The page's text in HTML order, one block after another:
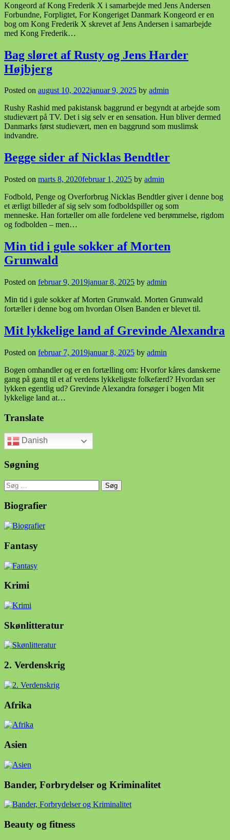
Kongeord af Kong Frederik X i samarbejde med Jens Andersen
Forbundne, Forpligtet, For Kongeriget Danmark Kongeord er en
bog om Kong Frederik X skrevet af Jens Andersen i samarbejde
med Kong Frederik…
Bag sløret af Rusty og Jens Harder
Højbjerg
Posted on august 10, 2022januar 9, 2025 by admin
Rushy Rashid med pakistansk baggrund er begyndt at arbejde som
studievært på TV. Det i sig selv er en sensation. Hun bliver dermed
Danmarks først studievært, men en baggrund som muslimsk
indvandre.
Begge sider af Nicklas Bendtler
Posted on marts 8, 2020februar 1, 2025 by admin
Fodbold, Penge og Overforbrug Nicklas Bendtler giver i denne bog
et ærligt billeder af sig selv som fodboldspiller og som
menneske. Han fortæller om alle fordelene ved berømmelse, rigdom
og fodbolden – men…
Min tid i gule sokker af Morten
Grunwald
Posted on februar 9, 2019januar 8, 2025 by admin
Min tid i gule sokker af Morten Grunwald. Morten Grunwald
fortæller i denne bog om hvordan Olsen Banden er blevet til.
Mit lykkelige land af Grevinde Alexandra
Posted on februar 7, 2019januar 8, 2025 by admin
Bogen omhandler og er en fortælling om: Hvorfor kåres danskerne
gang på gang til et af verdens lykkeligste folkefærd? Hvordan ser
lykken egentlig ud? Grevinde Alexandra forsøger i bogen Mit
lykkelige land at…
Translate
Danish
Søgning
Søg
efter:
Biografier
Fantasy
Krimi
Skønlitteratur
2. Verdenskrig
Afrika
Asien
Bander, Forbrydelser og Kriminalitet
Beauty og fitness